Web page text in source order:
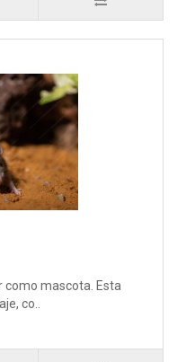
como mascota. Esta
co..